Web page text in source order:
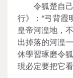
令狐楚自
行》：“弓背霞
皇帝河湟地，
出掉落的河湟
休學習琢磨令
現必定要把它